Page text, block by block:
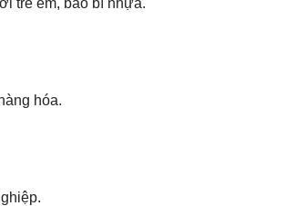
trẻ em, bao bì nhựa.
hóa.